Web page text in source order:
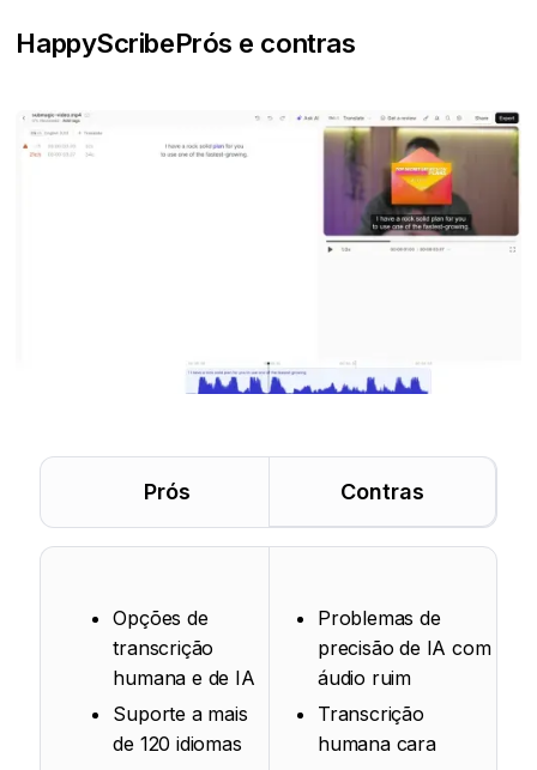
HappyScribePrós e contras
Prós Contras
Opções de
transcrição
humana e de IA
Suporte a mais
de 120 idiomas
Problemas de
precisão de IA com
áudio ruim
Transcrição
humana cara